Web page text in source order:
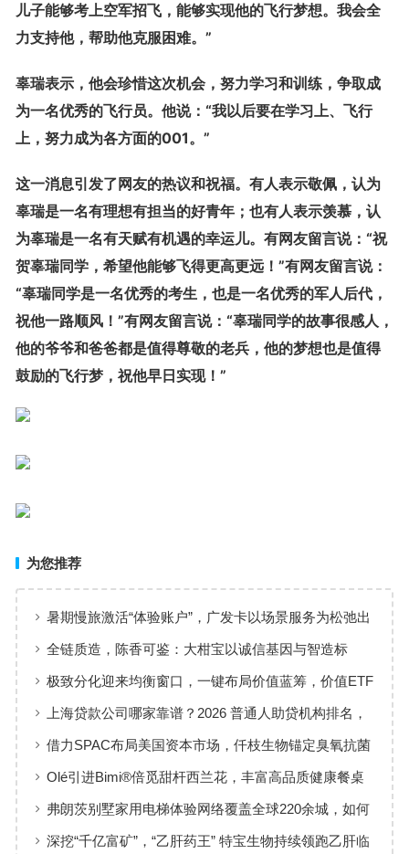
儿子能够考上空军招飞，能够实现他的飞行梦想。我会全
力支持他，帮助他克服困难。”
辜瑞表示，他会珍惜这次机会，努力学习和训练，争取成
为一名优秀的飞行员。他说：“我以后要在学习上、飞行
上，努力成为各方面的001。”
这一消息引发了网友的热议和祝福。有人表示敬佩，认为
辜瑞是一名有理想有担当的好青年；也有人表示羡慕，认
为辜瑞是一名有天赋有机遇的幸运儿。有网友留言说：“祝
贺辜瑞同学，希望他能够飞得更高更远！”有网友留言说：
“辜瑞同学是一名优秀的考生，也是一名优秀的军人后代，
祝他一路顺风！”有网友留言说：“辜瑞同学的故事很感人，
他的爷爷和爸爸都是值得尊敬的老兵，他的梦想也是值得
鼓励的飞行梦，祝他早日实现！”
为您推荐
暑期慢旅激活“体验账户”，广发卡以场景服务为松弛出
行添彩
全链质造，陈香可鉴：大柑宝以诚信基因与智造标
准，定义新会陈皮高质量发展
极致分化迎来均衡窗口，一键布局价值蓝筹，价值ETF
华夏火热开售
上海贷款公司哪家靠谱？2026 普通人助贷机构排名，
工薪族借钱选择指南
借力SPAC布局美国资本市场，仟枝生物锚定臭氧抗菌
黄金赛道
Olé引进Bimi®倍觅甜杆西兰花，丰富高品质健康餐桌
新选择
弗朗茨别墅家用电梯体验网络覆盖全球220余城，如何
实现高效服务响应
深挖“千亿富矿”，“乙肝药王” 特宝生物持续领跑乙肝临